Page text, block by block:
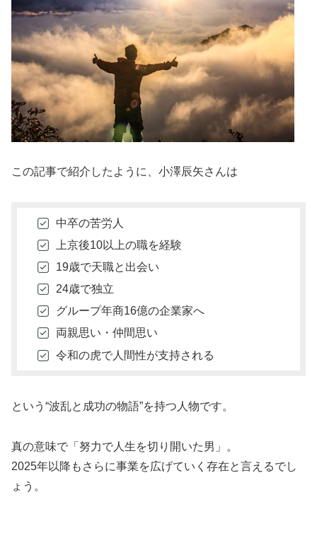
この記事で紹介したように、小澤辰矢さんは
中卒の苦労人
上京後10以上の職を経験
19歳で天職と出会い
24歳で独立
グループ年商16億の企業家へ
両親思い・仲間思い
令和の虎で人間性が支持される
という“波乱と成功の物語”を持つ人物です。
真の意味で「努力で人生を切り開いた男」。
2025年以降もさらに事業を広げていく存在と言えるでし
ょう。